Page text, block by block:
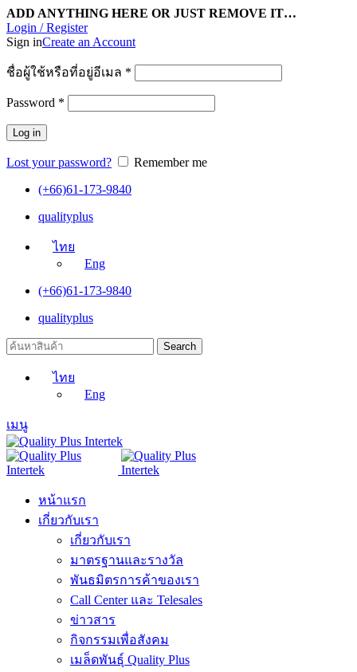
ADD ANYTHING HERE OR JUST REMOVE IT…
Login / Register
Sign inCreate an Account
ชื่อผู้ใช้หรือที่อยู่อีเมล *
Password *
Log in
Lost your password?
Remember me
(+66)61-173-9840
qualityplus
ไทย
Eng
(+66)61-173-9840
qualityplus
Search
ไทย
Eng
เมนู
หน้าแรก
เกี่ยวกับเรา
เกี่ยวกับเรา
มาตรฐานและรางวัล
พันธมิตรการค้าของเรา
Call Center และ Telesales
ข่าวสาร
กิจกรรมเพื่อสังคม
เมล็ดพันธุ์ Quality Plus